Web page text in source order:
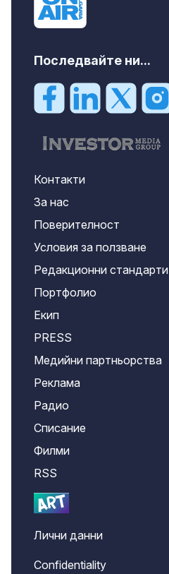
Последвайте ни...
Контакти
За нас
Поверителност
Условия за ползване
Редакционни стандарти
Портфолио
Екип
PRESS
Медийни партньорства
Реклама
Радио
Списание
Филми
RSS
Лични данни
Confidentiality